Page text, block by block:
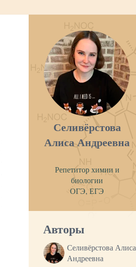
Селивёрстова
Алиса Андреевна
Репетитор химии и
биологии
ОГЭ, ЕГЭ
Авторы
Селивёрстова Алиса
Андреевна